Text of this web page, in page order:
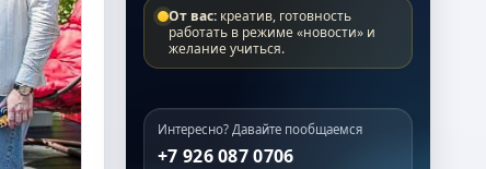
От вас: креатив, готовность
работать в режиме «новости» и
желание учиться.
Интересно? Давайте пообщаемся
+7 926 087 0706